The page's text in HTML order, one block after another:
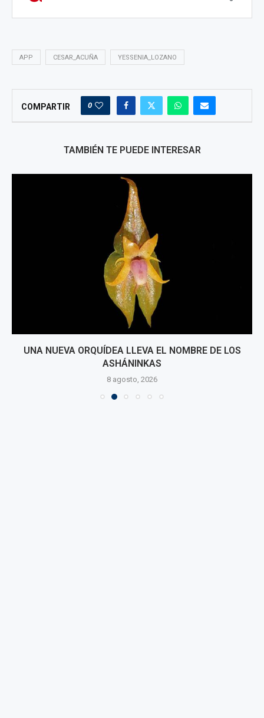
APP CESAR_ACUÑA YESSENIA_LOZANO
COMPARTIR 0
TAMBIÉN TE PUEDE INTERESAR
UNA NUEVA ORQUÍDEA LLEVA EL NOMBRE DE LOS
ASHÁNINKAS
8 agosto, 2026